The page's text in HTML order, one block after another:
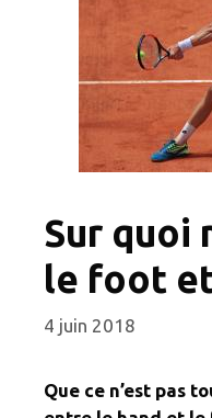
Sur quoi
le foot
4 juin 2018
Que ce n’est pas